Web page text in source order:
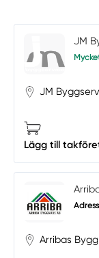
JM
JM
Lägg till
Arribas